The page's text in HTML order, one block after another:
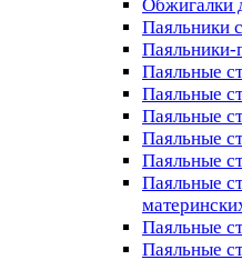
Обжигалки
Паяльники
Паяльники-
Паяльные
Паяльные
Паяльные
Паяльные
Паяльные
Паяльные
Паяльные
Паяльные